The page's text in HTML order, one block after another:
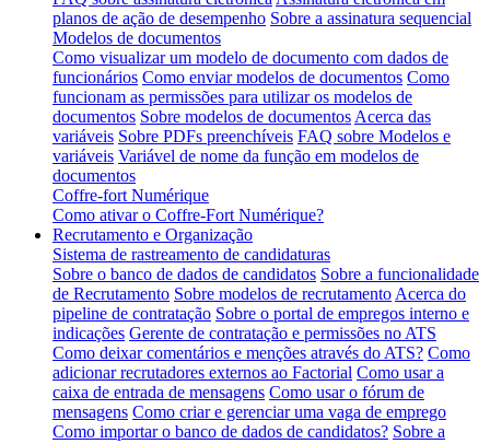
planos de ação de desempenho Sobre a assinatura sequencial
Modelos de documentos
Como visualizar um modelo de documento com dados de
funcionários Como enviar modelos de documentos Como
funcionam as permissões para utilizar os modelos de
documentos Sobre modelos de documentos Acerca das
variáveis Sobre PDFs preenchíveis FAQ sobre Modelos e
variáveis Variável de nome da função em modelos de
documentos
Coffre-fort Numérique
Como ativar o Coffre-Fort Numérique?
Recrutamento e Organização
Sistema de rastreamento de candidaturas
Sobre o banco de dados de candidatos Sobre a funcionalidade
de Recrutamento Sobre modelos de recrutamento Acerca do
pipeline de contratação Sobre o portal de empregos interno e
indicações Gerente de contratação e permissões no ATS
Como deixar comentários e menções através do ATS? Como
adicionar recrutadores externos ao Factorial Como usar a
caixa de entrada de mensagens Como usar o fórum de
mensagens Como criar e gerenciar uma vaga de emprego
Como importar o banco de dados de candidatos? Sobre a